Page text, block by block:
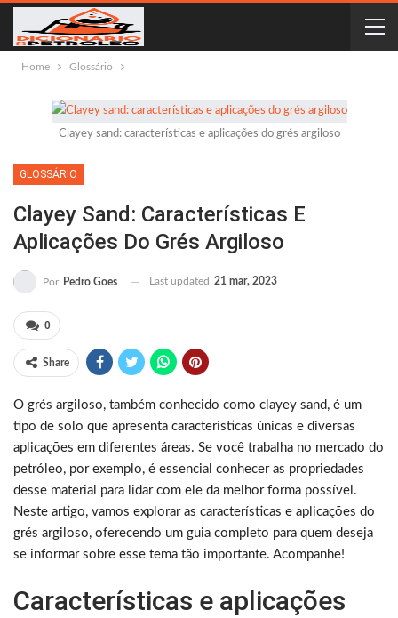
Home Glossário
Clayey sand: características e aplicações do grés argiloso
GLOSSÁRIO
Clayey Sand: Características E
Aplicações Do Grés Argiloso
Por Pedro Goes Last updated 21 mar, 2023
0
Share
O grés argiloso, também conhecido como clayey sand, é um
tipo de solo que apresenta características únicas e diversas
aplicações em diferentes áreas. Se você trabalha no mercado do
petróleo, por exemplo, é essencial conhecer as propriedades
desse material para lidar com ele da melhor forma possível.
Neste artigo, vamos explorar as características e aplicações do
grés argiloso, oferecendo um guia completo para quem deseja
se informar sobre esse tema tão importante. Acompanhe!
Características e aplicações